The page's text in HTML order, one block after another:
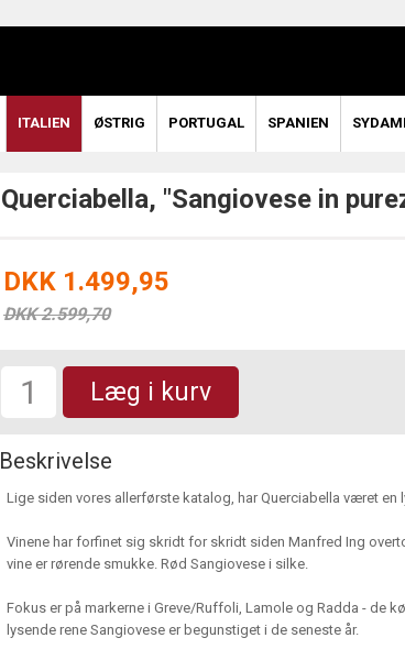
ITALIEN ØSTRIG PORTUGAL SPANIEN
Querciabella, "Sangiovese in
DKK 1.499,95
DKK 2.599,70
Læg i kurv
Beskrivelse
Lige siden vores allerførste katalog, har Querciabella været en
Vinene har forfinet sig skridt for skridt siden Manfred Ing
vine er rørende smukke. Rød Sangiovese i silke.
Fokus er på markerne i Greve/Ruffoli, Lamole og Radda - de
lysende rene Sangiovese er begunstiget i de seneste år.